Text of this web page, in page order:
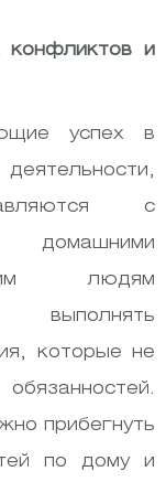
конфликтов и
успех в
с
домашними
людям
выполнять
которые не
прибегнуть
по дому и